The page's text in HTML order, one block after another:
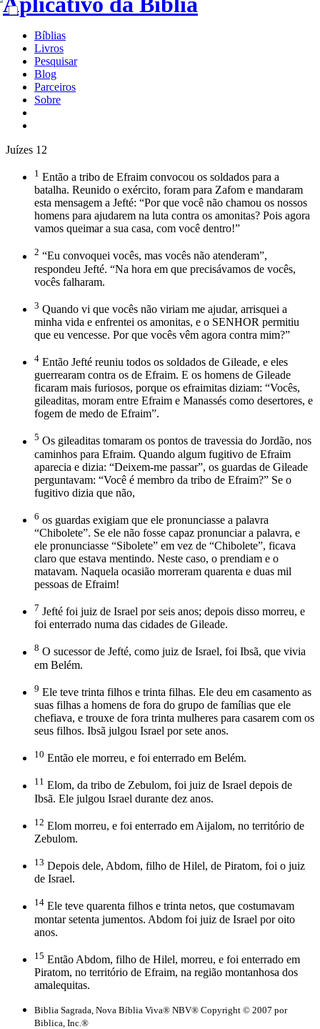
Bíblias
Livros
Pesquisar
Blog
Parceiros
Sobre
Juízes 12
1 Então a tribo de Efraim convocou os soldados para a
batalha. Reunido o exército, foram para Zafom e mandaram
esta mensagem a Jefté: “Por que você não chamou os nossos
homens para ajudarem na luta contra os amonitas? Pois agora
vamos queimar a sua casa, com você dentro!”
2 “Eu convoquei vocês, mas vocês não atenderam”,
respondeu Jefté. “Na hora em que precisávamos de vocês,
vocês falharam.
3 Quando vi que vocês não viriam me ajudar, arrisquei a
minha vida e enfrentei os amonitas, e o SENHOR permitiu
que eu vencesse. Por que vocês vêm agora contra mim?”
4 Então Jefté reuniu todos os soldados de Gileade, e eles
guerrearam contra os de Efraim. E os homens de Gileade
ficaram mais furiosos, porque os efraimitas diziam: “Vocês,
gileaditas, moram entre Efraim e Manassés como desertores, e
fogem de medo de Efraim”.
5 Os gileaditas tomaram os pontos de travessia do Jordão, nos
caminhos para Efraim. Quando algum fugitivo de Efraim
aparecia e dizia: “Deixem-me passar”, os guardas de Gileade
perguntavam: “Você é membro da tribo de Efraim?” Se o
fugitivo dizia que não,
6 os guardas exigiam que ele pronunciasse a palavra
“Chibolete”. Se ele não fosse capaz pronunciar a palavra, e
ele pronunciasse “Sibolete” em vez de “Chibolete”, ficava
claro que estava mentindo. Neste caso, o prendiam e o
matavam. Naquela ocasião morreram quarenta e duas mil
pessoas de Efraim!
7 Jefté foi juiz de Israel por seis anos; depois disso morreu, e
foi enterrado numa das cidades de Gileade.
8 O sucessor de Jefté, como juiz de Israel, foi Ibsã, que vivia
em Belém.
9 Ele teve trinta filhos e trinta filhas. Ele deu em casamento as
suas filhas a homens de fora do grupo de famílias que ele
chefiava, e trouxe de fora trinta mulheres para casarem com os
seus filhos. Ibsã julgou Israel por sete anos.
10 Então ele morreu, e foi enterrado em Belém.
11 Elom, da tribo de Zebulom, foi juiz de Israel depois de
Ibsã. Ele julgou Israel durante dez anos.
12 Elom morreu, e foi enterrado em Aijalom, no território de
Zebulom.
13 Depois dele, Abdom, filho de Hilel, de Piratom, foi o juiz
de Israel.
14 Ele teve quarenta filhos e trinta netos, que costumavam
montar setenta jumentos. Abdom foi juiz de Israel por oito
anos.
15 Então Abdom, filho de Hilel, morreu, e foi enterrado em
Piratom, no território de Efraim, na região montanhosa dos
amalequitas.
Biblia Sagrada, Nova Bíblia Viva® NBV® Copyright © 2007 por
Biblica, Inc.®